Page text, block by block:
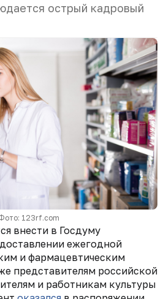
острый кадровый
123rf.com
внести в Госдуму
ежегодной
и фармацевтическим
представителям российской
и работникам культуры